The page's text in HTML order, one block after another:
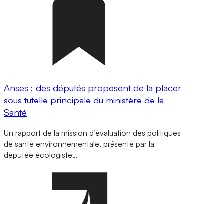
Anses : des députés proposent de la placer
sous tutelle principale du ministère de la
Santé
Un rapport de la mission d’évaluation des politiques
de santé environnementale, présenté par la
députée écologiste…